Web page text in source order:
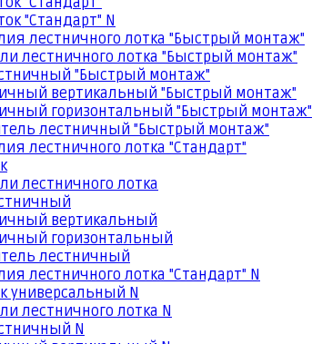
"Стандарт" N
лестничного лотка "Быстрый монтаж"
лестничного лотка "Быстрый монтаж"
"Быстрый монтаж"
вертикальный "Быстрый монтаж"
горизонтальный "Быстрый монтаж"
лестничный "Быстрый монтаж"
лестничного лотка "Стандарт"
лестничного лотка
вертикальный
горизонтальный
лестничный
лестничного лотка "Стандарт" N
универсальный N
лестничного лотка N
N